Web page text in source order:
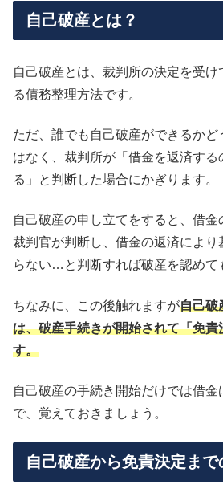
自己破産とは？
自己破産とは、裁判所の決定を受
る債務整理方法です。
ただ、誰でも自己破産ができるか
はなく、裁判所が「借金を返済する
る」と判断した場合にかぎります。
自己破産の申し立てをすると、借
裁判官が判断し、借金の返済によ
らない…と判断すれば破産を認めて
ちなみに、この後触れますが自己破
は、破産手続きが開始されて「免
す。
自己破産の手続き開始だけでは借
で、覚えておきましょう。
自己破産から免責決定まで